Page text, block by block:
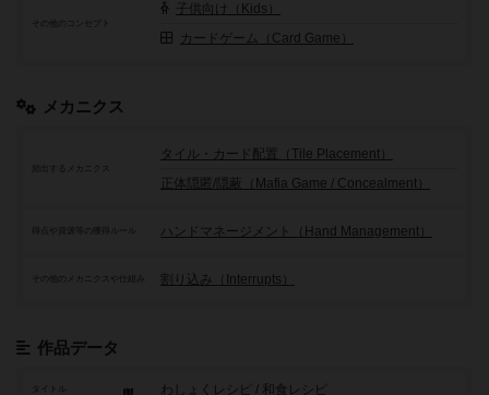
その他のコンセプト
子供向け（Kids）
カードゲーム（Card Game）
メカニクス
頻出するメカニクス
タイル・カード配置（Tile Placement）
正体隠匿/隠蔽（Mafia Game / Concealment）
ハンドマネージメント（Hand Management）
その他のメカニクスや仕組み 割り込み（Interrupts）
作品データ
タイトル わしょくレシピ / 和食レシピ